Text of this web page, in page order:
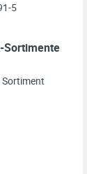
5
Sortimente